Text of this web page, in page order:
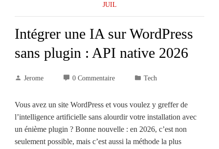
JUIL
Intégrer une IA sur WordPress
sans plugin : API native 2026
Jerome 0 Commentaire Tech
Vous avez un site WordPress et vous voulez y greffer de
l’intelligence artificielle sans alourdir votre installation avec
un énième plugin ? Bonne nouvelle : en 2026, c’est non
seulement possible, mais c’est aussi la méthode la plus